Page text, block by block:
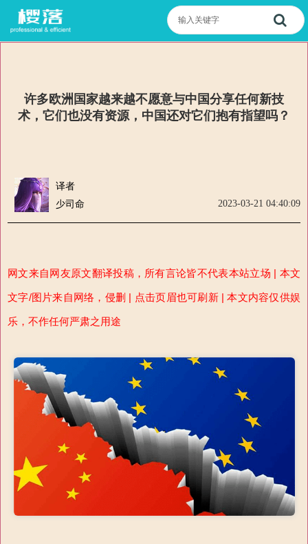
许多欧洲国家越来越不愿意与中国分享任何新技
术，它们也没有资源，中国还对它们抱有指望吗？
译者
少司命
2023-03-21 04:40:09
网文来自网友原文翻译投稿，所有言论皆不代表本站立场 | 本文
文字/图片来自网络，侵删 | 点击页眉也可刷新 | 本文内容仅供娱
乐，不作任何严肃之用途